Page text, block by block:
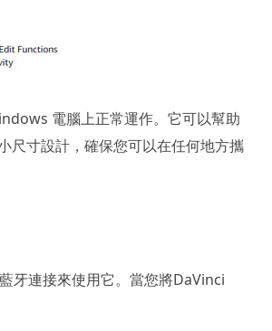
電腦上正常運作。它可以幫助
尺寸設計，確保您可以在任何地方攜
牙連接來使用它。當您將DaVinci